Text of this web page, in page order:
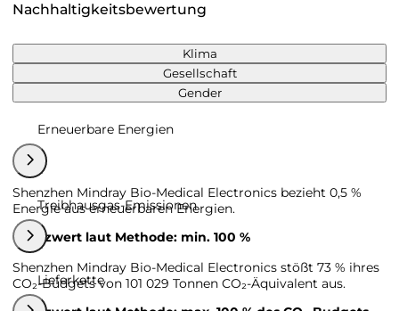
Nachhaltigkeitsbewertung
Klima
Gesellschaft
Gender
Erneuerbare Energien
Shenzhen Mindray Bio-Medical Electronics bezieht 0,5 %
Energie aus erneuerbaren Energien.
Grenzwert laut Methode: min. 100 %
Treibhausgas-Emissionen
Shenzhen Mindray Bio-Medical Electronics stößt 73 % ihres
CO₂-Budgets von 101 029 Tonnen CO₂-Äquivalent aus.
Lieferkette